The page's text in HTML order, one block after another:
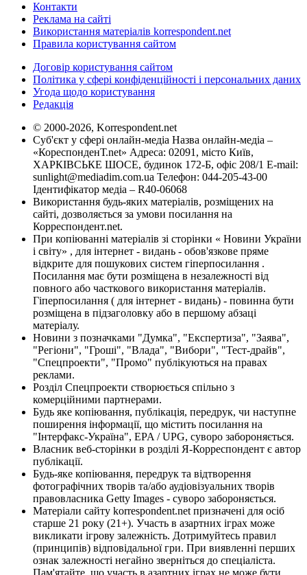
Контакти
Реклама на сайті
Використання матеріалів korrespondent.net
Правила користування сайтом
Договір користування сайтом
Політика у сфері конфіденційності і персональних даних
Угода щодо користування
Редакція
© 2000-2026, Korrespondent.net
Суб'єкт у сфері онлайн-медіа Назва онлайн-медіа –
«КореспонденТ.net» Адреса: 02091, місто Київ,
ХАРКІВСЬКЕ ШОСЕ, будинок 172-Б, офіс 208/1 E-mail:
sunlight@mediadim.com.ua Телефон: 044-205-43-00
Ідентифікатор медіа – R40-06068
Використання будь-яких матеріалів, розміщених на
сайті, дозволяється за умови посилання на
Корреспондент.net.
При копіюванні матеріалів зі сторінки « Новини України
і світу» , для інтернет - видань - обов'язкове пряме
відкрите для пошукових систем гіперпосилання .
Посилання має бути розміщена в незалежності від
повного або часткового використання матеріалів.
Гіперпосилання ( для інтернет - видань) - повинна бути
розміщена в підзаголовку або в першому абзаці
матеріалу.
Новини з позначками "Думка", "Експертиза", "Заява",
"Регіони", "Гроші", "Влада", "Вибори", "Тест-драйв",
"Спецпроекти", "Промо" публікуються на правах
реклами.
Розділ Спецпроекти створюється спільно з
комерційними партнерами.
Будь яке копіювання, публікація, передрук, чи наступне
поширення інформації, що містить посилання на
"Інтерфакс-Україна", EPA / UPG, суворо забороняється.
Власник веб-сторінки в розділі Я-Корреспондент є автор
публікації.
Будь-яке копіювання, передрук та відтворення
фотографічних творів та/або аудіовізуальних творів
правовласника Getty Images - суворо забороняється.
Матеріали сайту korrespondent.net призначені для осіб
старше 21 року (21+). Участь в азартних іграх може
викликати ігрову залежність. Дотримуйтесь правил
(принципів) відповідальної гри. При виявленні перших
ознак залежності негайно зверніться до спеціаліста.